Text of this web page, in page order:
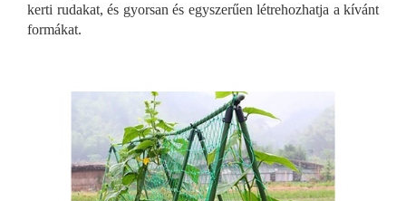
kerti rudakat, és gyorsan és egyszerűen létrehozhatja a kívánt
formákat.